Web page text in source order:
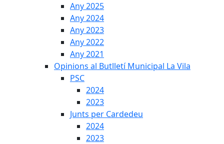
Any 2025
Any 2024
Any 2023
Any 2022
Any 2021
Opinions al Butlletí Municipal La Vila
PSC
2024
2023
Junts per Cardedeu
2024
2023